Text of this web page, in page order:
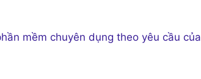
mềm chuyên dụng theo yêu cầu của